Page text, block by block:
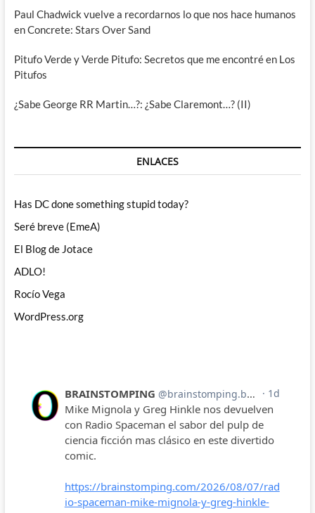
Paul Chadwick vuelve a recordarnos lo que nos hace humanos
en Concrete: Stars Over Sand
Pitufo Verde y Verde Pitufo: Secretos que me encontré en Los
Pitufos
¿Sabe George RR Martin…?: ¿Sabe Claremont…? (II)
ENLACES
Has DC done something stupid today?
Seré breve (EmeA)
El Blog de Jotace
ADLO!
Rocío Vega
WordPress.org